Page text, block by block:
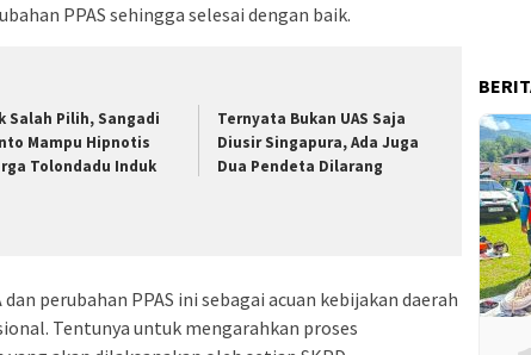
PPAS sehingga selesai dengan baik.
Salah Pilih, Sangadi
Mampu Hipnotis
Tolondadu Induk
Ternyata Bukan UAS Saja
Diusir Singapura, Ada Juga
Dua Pendeta Dilarang
perubahan PPAS ini sebagai acuan kebijakan daerah
Tentunya untuk mengarahkan proses